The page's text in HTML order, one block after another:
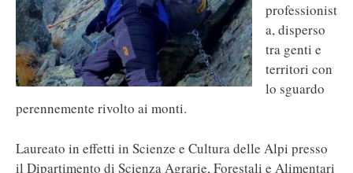
professionist
a, disperso
tra genti e
territori con
lo sguardo
perennemente rivolto ai monti.
Laureato in effetti in Scienze e Cultura delle Alpi presso
il Dipartimento di Scienza Agrarie, Forestali e Alimentari